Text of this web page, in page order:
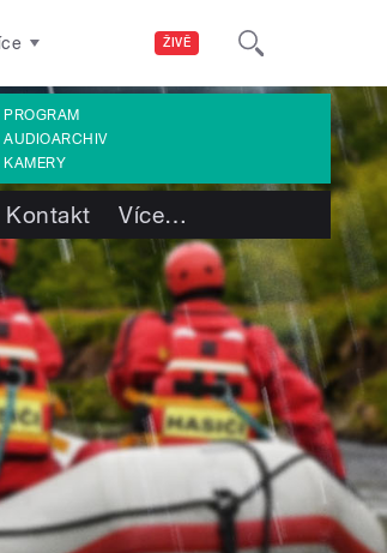
ŽIVĚ
PROGRAM
AUDIOARCHIV
KAMERY
Kontakt Více…